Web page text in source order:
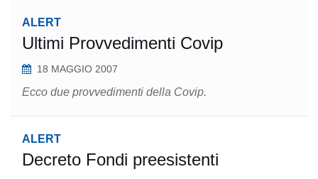
ALERT
Ultimi Provvedimenti Covip
18 MAGGIO 2007
Ecco due provvedimenti della Covip.
ALERT
Decreto Fondi preesistenti